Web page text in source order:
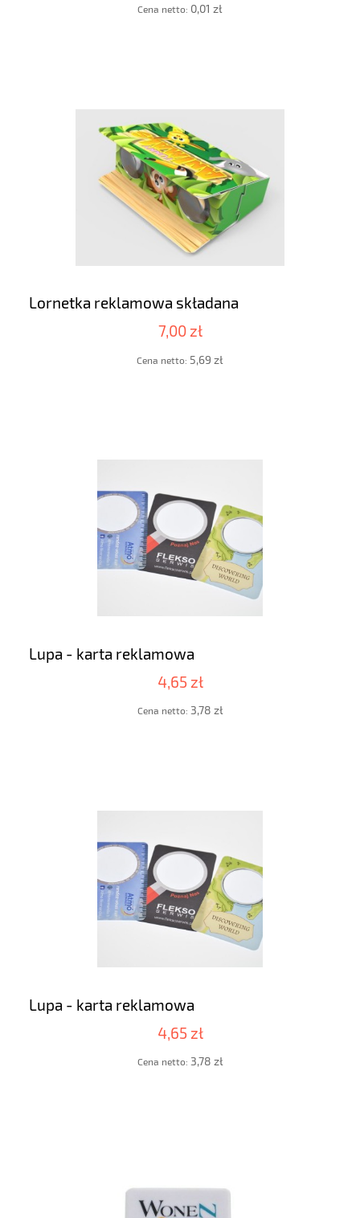
Cena netto: 0,01 zł
Lornetka reklamowa składana
7,00 zł
Cena netto: 5,69 zł
Lupa - karta reklamowa
4,65 zł
Cena netto: 3,78 zł
Lupa - karta reklamowa
4,65 zł
Cena netto: 3,78 zł